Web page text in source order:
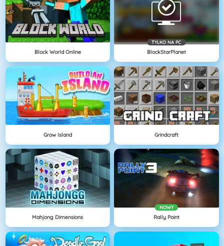
Block World Online
TYLKO NA PC
BlockStarPlanet
Grow Island Grindcraft
Mahjong Dimensions
NOWY
Rally Point